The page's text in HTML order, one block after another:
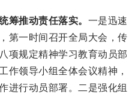
筹推动责任落实。 一是迅速
第一时间召开全局大会，传
项规定精神学习教育动员部
作领导小组全体会议精神，
进行动员部署。二是强化组